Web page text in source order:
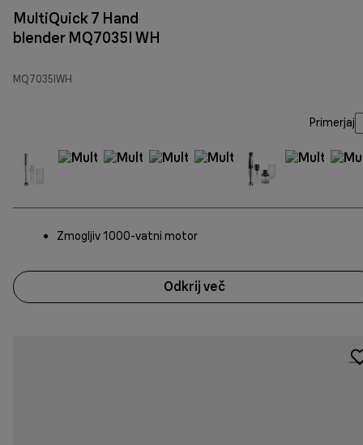
MultiQuick 7 Hand
blender MQ7035I WH
MQ7035IWH
Primerjaj
Zmogljiv 1000-vatni motor
Odkrij več